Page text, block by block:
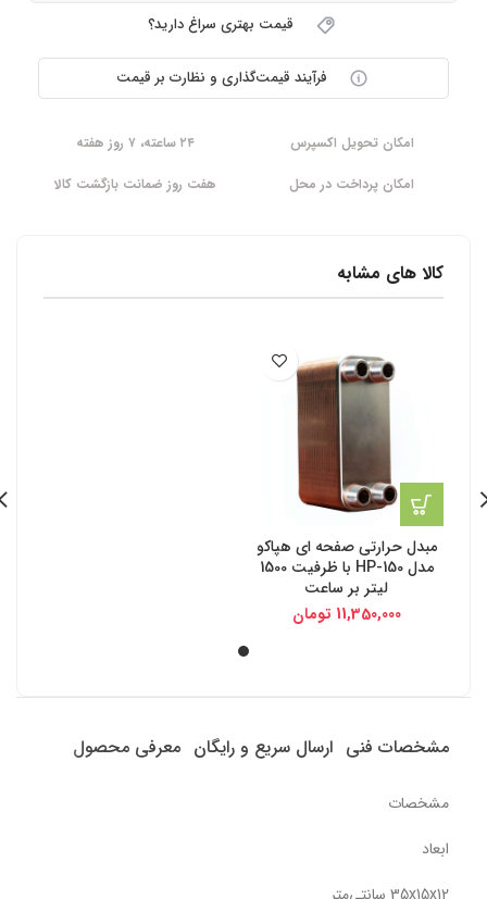
قیمت بهتری سراغ دارید؟
فرآیند قیمت‌گذاری و نظارت بر قیمت
امکان تحویل اکسپرس
۲۴ ساعته، ۷ روز هفته
امکان پرداخت در محل
هفت روز ضمانت بازگشت کالا
کالا های مشابه
مبدل حرارتی صفحه ای هپاکو
مدل HP-150 با ظرفیت 1500
لیتر بر ساعت
11,350,000 تومان
مشخصات فنی ارسال سریع و رایگان معرفی محصول
مشخصات
ابعاد